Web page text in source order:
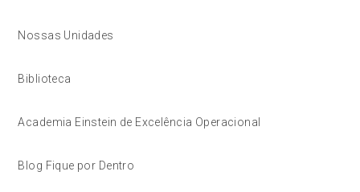
Nossas Unidades
Biblioteca
Academia Einstein de Excelência Operacional
Blog Fique por Dentro